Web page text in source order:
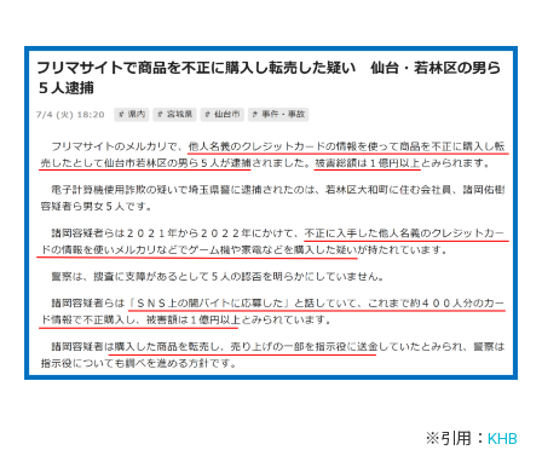
※引用： KHB